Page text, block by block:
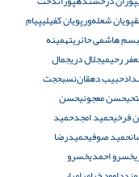
پویان شعله‌ورپویان کفیلیپیام
هاشمی حائریتهمینه
رحیمیجلال دریجمال
حبیب دهقان‌نسبحجت
حسن معجونیحسن
فرخیحمید امجدحمید
حمید صوفیحمیدرضا
خسرو احمدیخسرو